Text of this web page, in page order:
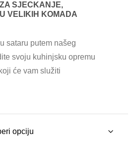
SJECKANJE,
VELIKIH KOMADA
sataru putem našeg
svoju kuhinjsku opremu
će vam služiti